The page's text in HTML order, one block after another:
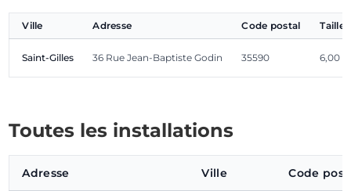
Ville Adresse Code postal Taille
Saint-Gilles 36 Rue Jean-Baptiste Godin 35590 6,00
Toutes les installations
Adresse Ville Code